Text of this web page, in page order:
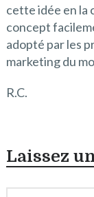
cette idée en la
concept
adopté par les
marketing du
R.C.
Laissez